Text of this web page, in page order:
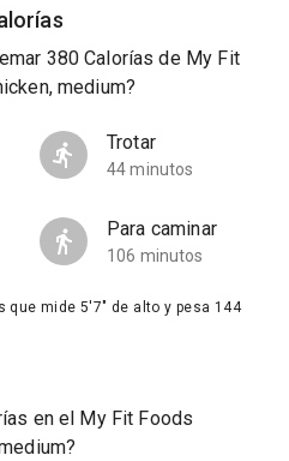
380 Calorías de My Fit
medium?
Trotar
44 minutos
Para caminar
106 minutos
que mide 5'7" de alto y pesa 144
en el My Fit Foods